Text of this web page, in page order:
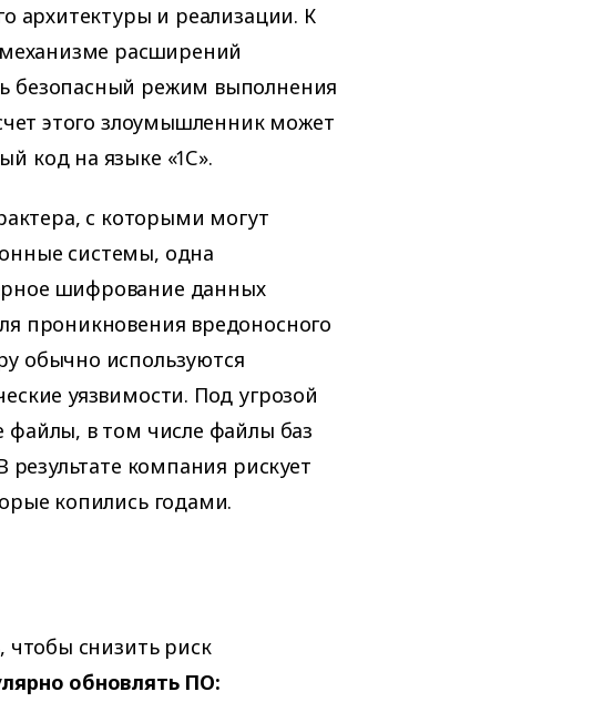
архитектуры и реализации. К
расширений
безопасный режим выполнения
этого злоумышленник может
код на языке «1С».
с которыми могут
системы, одна
шифрование данных
проникновения вредоносного
обычно используются
уязвимости. Под угрозой
в том числе файлы баз
компания рискует
копились годами.
чтобы снизить риск
обновлять ПО: